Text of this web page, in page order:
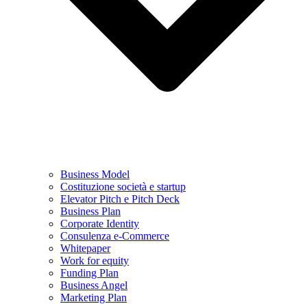
Business Model
Costituzione società e startup
Elevator Pitch e Pitch Deck
Business Plan
Corporate Identity
Consulenza e-Commerce
Whitepaper
Work for equity
Funding Plan
Business Angel
Marketing Plan